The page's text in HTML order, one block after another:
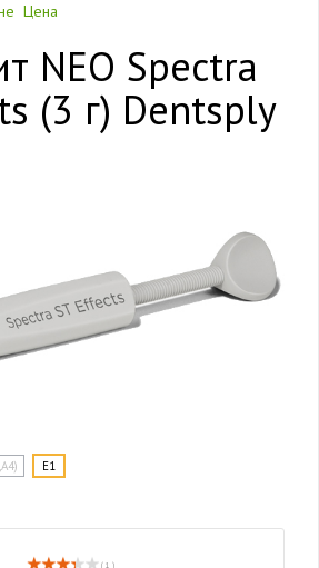
Цена
NEO Spectra
(3 г) Dentsply
E1
( 1 )